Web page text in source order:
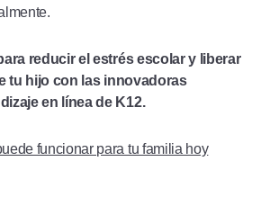
reducir el estrés escolar y liberar
tu hijo con las innovadoras
en línea de K12.
funcionar para tu familia hoy